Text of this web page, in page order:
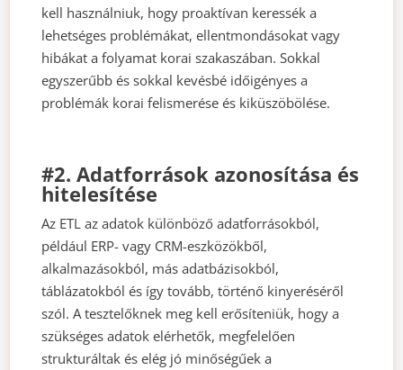
kell használniuk, hogy proaktívan keressék a
lehetséges problémákat, ellentmondásokat vagy
hibákat a folyamat korai szakaszában. Sokkal
egyszerűbb és sokkal kevésbé időigényes a
problémák korai felismerése és kiküszöbölése.
#2. Adatforrások azonosítása és
hitelesítése
Az ETL az adatok különböző adatforrásokból,
például ERP- vagy CRM-eszközökből,
alkalmazásokból, más adatbázisokból,
táblázatokból és így tovább, történő kinyeréséről
szól. A tesztelőknek meg kell erősíteniük, hogy a
szükséges adatok elérhetők, megfelelően
strukturáltak és elég jó minőségűek a